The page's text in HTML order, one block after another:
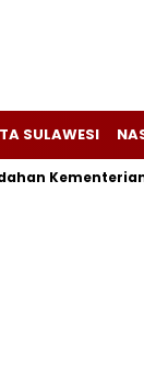
SULAWESI